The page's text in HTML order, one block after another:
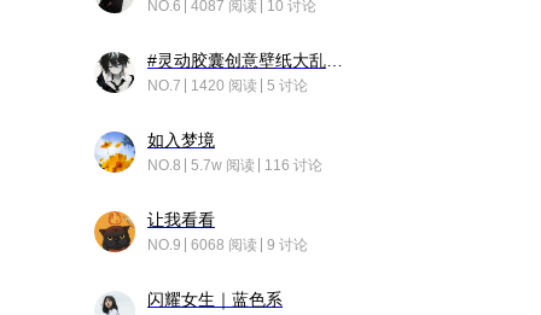
NO.6 4087 阅读 10 讨论
NO.7 1420 阅读 5 讨论
如入梦境
NO.8 5.7w 阅读 116 讨论
让我看看
NO.9 6068 阅读 9 讨论
闪耀女生｜蓝色系